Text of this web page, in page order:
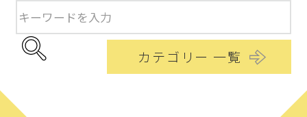
カテゴリー 一覧